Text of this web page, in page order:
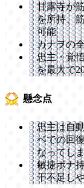
甘露寺が
を所持、
可能
カナヲの
忠主・覚
を最大で
懸念点
忠主は自
ベでの回
なってし
敏捷ボナ
干不足し